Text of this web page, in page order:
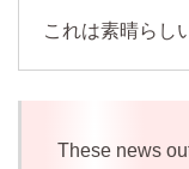
これは素晴らし
These news